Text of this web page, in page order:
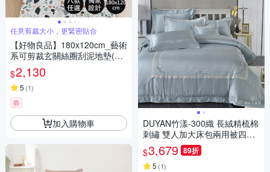
任意剪裁大小，更緊密貼合
【好物良品】180x120cm_藝術
系可剪裁玄關絲圈刮泥地墊(防
滑刮泥墊 腳踏墊 除塵墊 玄關地
墊 絲圈地墊)
$2,130
5 (1)
券
加入購物車
DUYAN竹漾-300織 長絨精梳棉
刺繡 雙人加大床包兩用被四件
組-冰河藍
$3,679 89折
5 (1)